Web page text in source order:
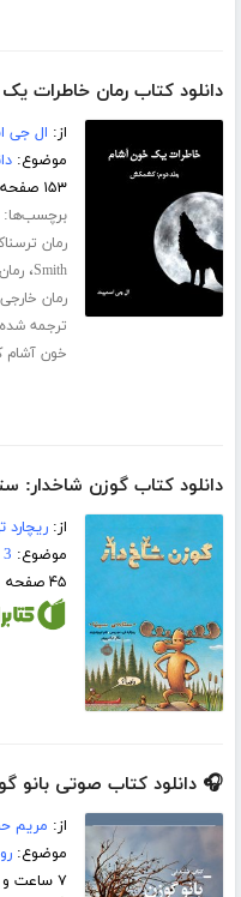
دانلود کتاب رمان
از: ال جی
موضوع:
۱۵۳ صفحه
رمان
Smith،
رمان
ترجمه شده
خون
دانلود کتاب گوزن شاخدار:
از:
موضوع: 3 تا 5 سال
۴۵ صفحه
🎧 دانلود کتاب صوتی بانو
از: مریم
موضوع:
۷ ساعت و ۳ دقیقه